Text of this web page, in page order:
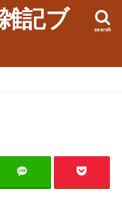
記ブ
search